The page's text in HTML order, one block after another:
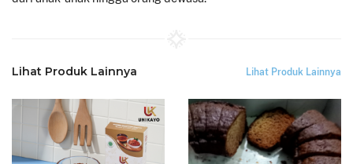
Lihat Produk Lainnya Lihat Produk Lainnya